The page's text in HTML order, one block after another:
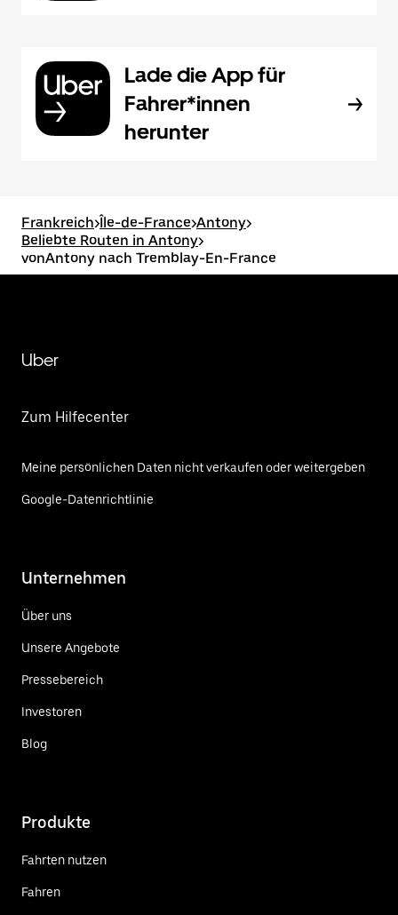
Lade die App für
Fahrer*innen
herunter
Frankreich>Île-de-France>Antony>
Beliebte Routen in Antony>
vonAntony nach Tremblay-En-France
Uber
Zum Hilfecenter
Meine persönlichen Daten nicht verkaufen oder weitergeben
Google-Datenrichtlinie
Unternehmen
Über uns
Unsere Angebote
Pressebereich
Investoren
Blog
Produkte
Fahrten nutzen
Fahren